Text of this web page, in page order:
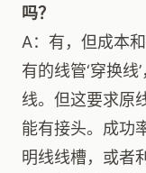
吗？
A：有，但成本
有的线管‘穿换
线。但这要求原
能有接头。成功
明线线槽，或者